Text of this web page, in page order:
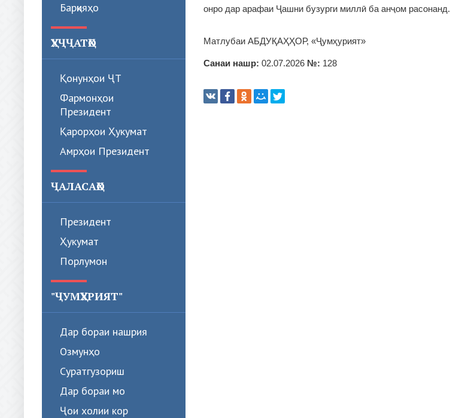
Барқияҳо
ҲУҶҶАТҲО
Қонунҳои ҶТ
Фармонҳои
Президент
Қарорҳои Ҳукумат
Амрҳои Президент
ҶАЛАСАҲО
Президент
Ҳукумат
Порлумон
"ҶУМҲУРИЯТ"
Дар бораи нашрия
Озмунҳо
Суратгузориш
Дар бораи мо
Ҷои холии кор
онро дар арафаи Ҷашни бузурги миллӣ ба анҷом расонанд.
Матлубаи АБДУҚАҲҲОР, «Ҷумҳурият»
Санаи нашр: 02.07.2026 №: 128